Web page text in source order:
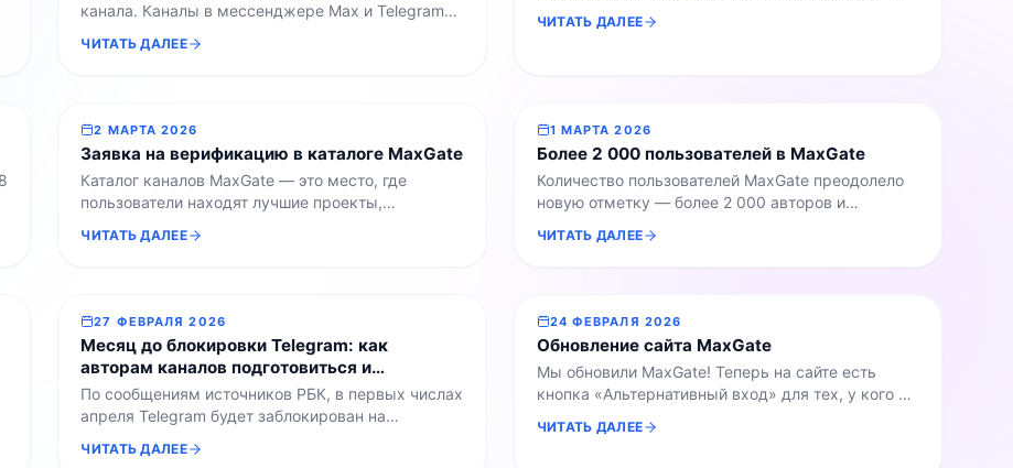
канала. Каналы в мессенджере Max и Telegram
потребления контента. Аудитория в обеих
чистый текст. Поэтому стандарты качества
независимо от того, публикуете вы вручную […]
ЧИТАТЬ ДАЛЕЕ
предпринимателей и компаний — MaxGate
ООО, открыть расчетный счет, подключить
прием платежей и использовать другие
инструменты для решения бизнес-задач. Это […]
ЧИТАТЬ ДАЛЕЕ
2 МАРТА 2026
Заявка на верификацию в каталоге MaxGate
Каталог каналов MaxGate — это место, где
пользователи находят лучшие проекты,
мессенджере MAX. Чтобы помочь аудитории
верификацию канала в каталоге. Теперь вы
можете оставить заявку на получение
специальной отметки для вашего проекта. На что
мы обращаем внимание при рассмотрении
заявки: […]
ЧИТАТЬ ДАЛЕЕ
1 МАРТА 2026
Более 2 000 пользователей в MaxGate
Количество пользователей MaxGate преодолело
новую отметку — более 2 000 авторов и
автоматическую синхронизацию контента между
Telegram и мессенджером Max. Суммарный
000 человек, и эта цифра растёт с каждым днём.
Более двух тысяч пользователей автоматически
синхронизируют контент между двумя
платформами, экономя время на ручной
публикации […]
ЧИТАТЬ ДАЛЕЕ
27 ФЕВРАЛЯ 2026
Месяц до блокировки Telegram: как
авторам каналов подготовиться и
сохранить аудиторию
По сообщениям источников РБК, в первых числах
апреля Telegram будет заблокирован на
бизнеса это означает риск потери связи с
ЧИТАТЬ ДАЛЕЕ
24 ФЕВРАЛЯ 2026
Обновление сайта MaxGate
Мы обновили MaxGate! Теперь на сайте есть
кнопка «Альтернативный вход» для тех, у кого не
ограничений провайдера или включенного VPN.
ЧИТАТЬ ДАЛЕЕ